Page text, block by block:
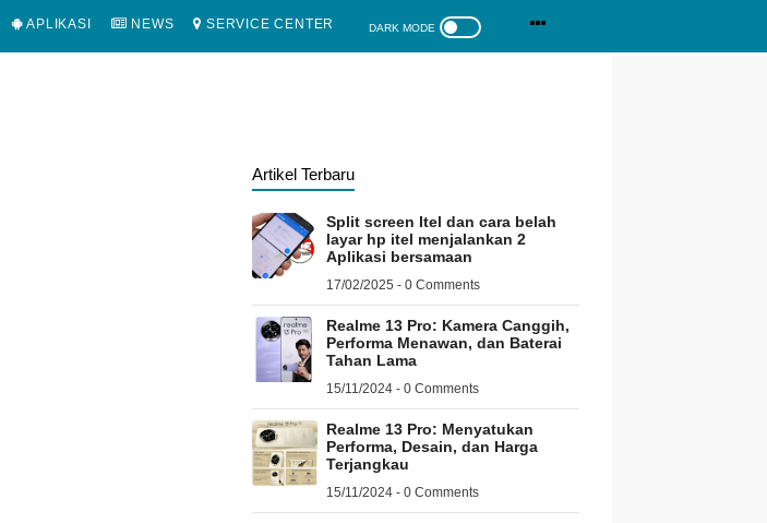
APLIKASI NEWS SERVICE CENTER
Artikel Terbaru
Split screen Itel dan cara belah
layar hp itel menjalankan 2
Aplikasi bersamaan
17/02/2025 - 0 Comments
Realme 13 Pro: Kamera Canggih,
Performa Menawan, dan Baterai
Tahan Lama
15/11/2024 - 0 Comments
Realme 13 Pro: Menyatukan
Performa, Desain, dan Harga
Terjangkau
15/11/2024 - 0 Comments